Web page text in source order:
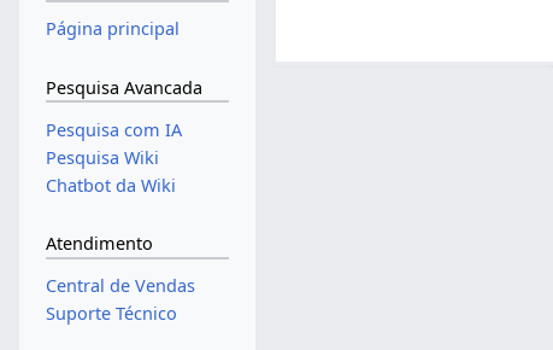
Página principal
Pesquisa Avancada
Pesquisa com IA
Pesquisa Wiki
Chatbot da Wiki
Atendimento
Central de Vendas
Suporte Técnico